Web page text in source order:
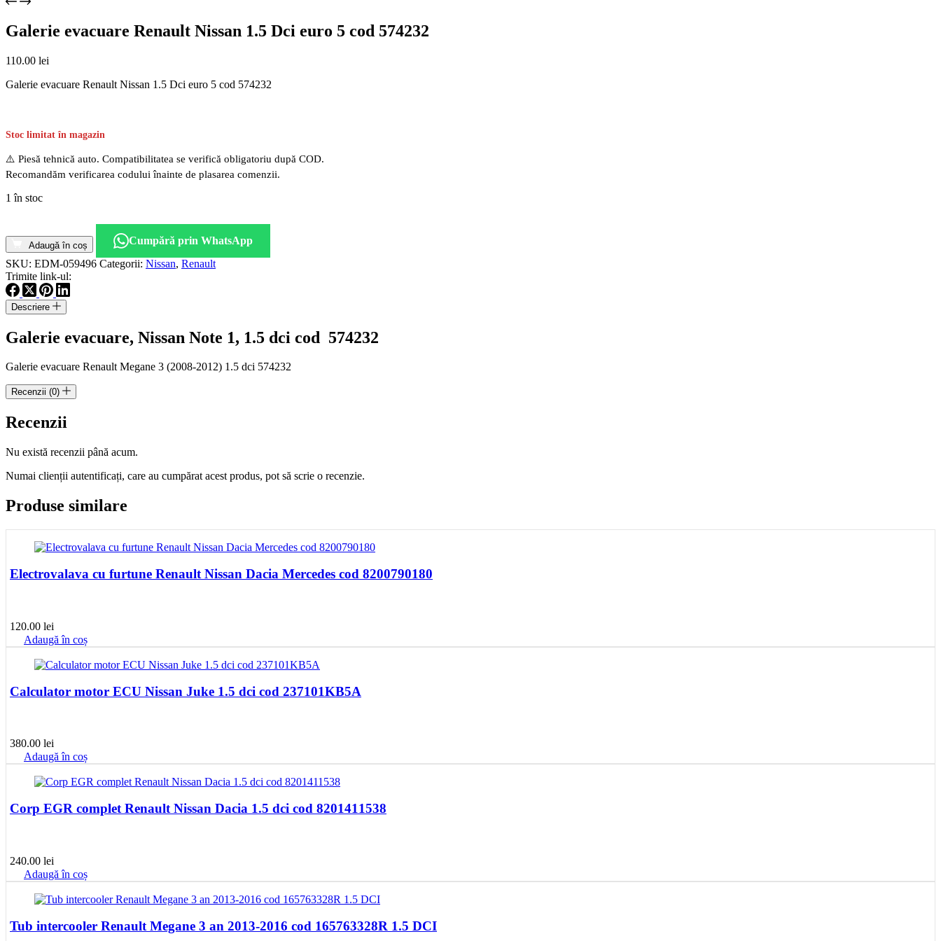
Galerie evacuare Renault Nissan 1.5 Dci euro 5 cod 574232
110.00 lei
Galerie evacuare Renault Nissan 1.5 Dci euro 5 cod 574232
Stoc limitat în magazin
⚠️ Piesă tehnică auto. Compatibilitatea se verifică obligatoriu după COD.
Recomandăm verificarea codului înainte de plasarea comenzii.
1 în stoc
Galerie
evacuare
Renault
Nissan
1.5
Dci
euro
cod
574232
Adaugă în coș
Cumpără prin WhatsApp
SKU: EDM-059496 Categorii: Nissan, Renault
Trimite link-ul:
Descriere
Galerie evacuare, Nissan Note 1, 1.5 dci cod 574232
Galerie evacuare Renault Megane 3 (2008-2012) 1.5 dci 574232
Recenzii (0)
Recenzii
Nu există recenzii până acum.
Numai clienții autentificați, care au cumpărat acest produs, pot să scrie o recenzie.
Produse similare
Electrovalava cu furtune Renault Nissan Dacia Mercedes cod 8200790180
120.00 lei
Adaugă în coș
Calculator motor ECU Nissan Juke 1.5 dci cod 237101KB5A
380.00 lei
Adaugă în coș
Corp EGR complet Renault Nissan Dacia 1.5 dci cod 8201411538
240.00 lei
Adaugă în coș
Tub intercooler Renault Megane 3 an 2013-2016 cod 165763328R 1.5 DCI